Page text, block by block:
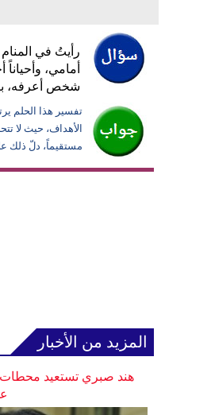
رأيتُ في
أمامي،
شخص أعرفه،
تفسير هذا الحلم
الأهداف، حيث لا
مستقيماً، دلّ ذلك
المزيد من الأخبار
هند صبري تستعيد